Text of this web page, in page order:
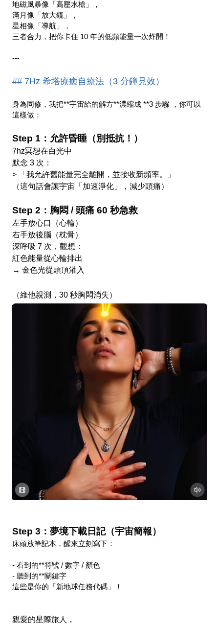
地磁風暴像「高壓水槍」，
滿月像「放大鏡」，
星相像「導航」，
三者合力，把你卡住 10 年的低頻能量一次炸開！
---
## 7Hz 希塔療癒自療法（3 分鐘見效）
身為同修，我把**宇宙給的解方**濃縮成 **3 步驟 ，你可以
這樣做：
Step 1：允許昏睡（別抵抗！）
7hz冥想在白光中
默念 3 次：
> 「我允許舊能量完全離開，並接收新頻率。」
（這句話會讓宇宙「加速淨化」，減少頭痛）
Step 2：胸悶 / 頭痛 60 秒急救
左手放心口（心輪）
右手放後腦（枕骨）
深呼吸 7 次，觀想：
紅色能量從心輪排出
→ 金色光從頭頂灌入
（維他親測，30 秒胸悶消失）
Step 3：夢境下載日記（宇宙簡報）
床頭放筆記本，醒來立刻寫下：
- 看到的**符號 / 數字 / 顏色
- 聽到的**關鍵字
這些是你的「新地球任務代碼」！
親愛的星際旅人，